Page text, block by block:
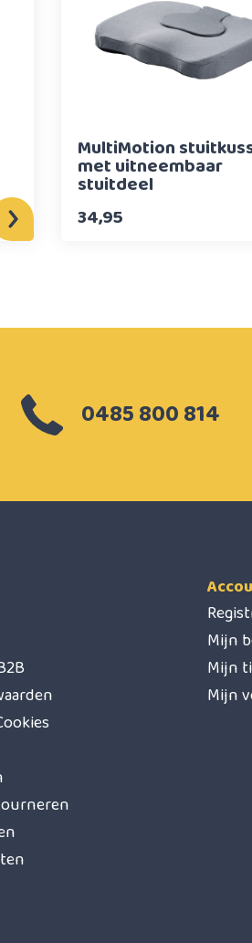
MultiMotion
met uitneembaar
stuitdeel
34,95
0485 800 814
Mijn
Mijn
Mijn